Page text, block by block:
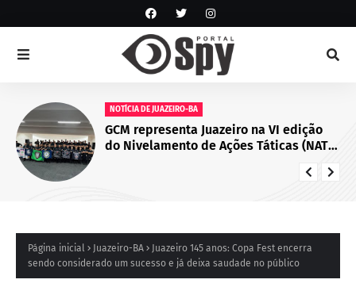
NOTÍCIA DE JUAZEIRO-BA
GCM representa Juazeiro na VI edição
do Nivelamento de Ações Táticas (NAT-
Página inicial Juazeiro-BA
Juazeiro 145 anos: Copa Fest encerra
sendo considerado um sucesso e já deixa saudade no público